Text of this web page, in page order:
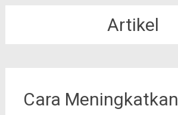
Artikel
Cara Meningkatkan